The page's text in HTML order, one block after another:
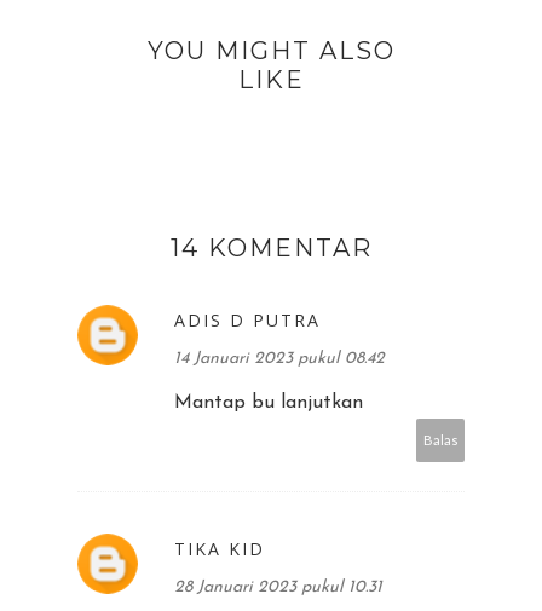
YOU MIGHT ALSO
LIKE
14 KOMENTAR
ADIS D PUTRA
14 Januari 2023 pukul 08.42
Mantap bu lanjutkan
Balas
TIKA KID
28 Januari 2023 pukul 10.31